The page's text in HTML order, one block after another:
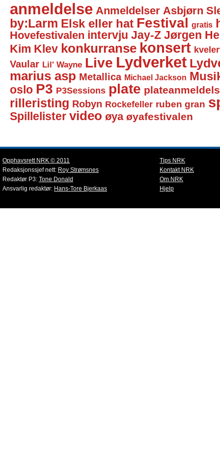
anmeldelse Anmeldelser Asbjørn
by:Larm Elsk eller hat Festival gratis
Hovefestivalen intervju Jay-Z Jørgen
Kim Klev konkurranse konsert
Vaular Lil' Wayne Live Lydverket
marius asp Metallica Michael Jackson
oslo P3 P3Sessions plate
rilleristing Robyn Rockefeller ruben gran
Spillelister video øya øyafestivalen
Opphavsrett NRK © 2011
Redaksjonssjef nett: Roy Strømsnes
Redaktør P3: Tone Donald
Ansvarlig redaktør: Hans-Tore Bjerkaas
Tips NRK
Kontakt NRK
Om NRK
Hjelp